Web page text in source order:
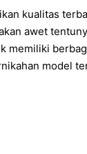
kualitas
awet
memiliki
model